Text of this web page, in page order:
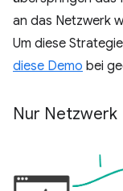
an das Netzwerk
Um diese
diese Demo bei
Nur Netzwerk